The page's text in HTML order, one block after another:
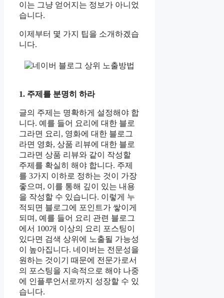
이는 그냥 얻어지는 정보가 아니었
습니다.
이제부터 몇 가지 팁을 소개하겠습
니다.
1. 주제를 분명히 하라
글의 주제는 명확하게 설정해야 합
니다. 예를 들어 요리에 대한 블로
그라면 요리, 영화에 대한 블로그
라면 영화, 상품 리뷰에 대한 블로
그라면 상품 리뷰와 같이 작성할
주제를 확실히 해야 합니다. 주제
를 3가지 이하로 정하는 것이 가장
좋으며, 이를 통해 깊이 있는 내용
을 작성할 수 있습니다. 이렇게 누
적되면 블로그에 포인트가 쌓이게
되며, 예를 들어 요리 관련 블로그
에서 100개 이상의 요리 포스팅이
있다면 검색 상위에 노출될 가능성
이 높아집니다. 네이버는 전문성을
원하는 것이기 때문에 전문가로서
의 포스팅을 지속적으로 해야 나중
에 인플루언서로까지 성장할 수 있
습니다.